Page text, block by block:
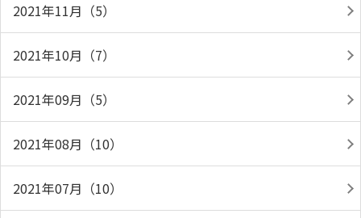
2021年11月（5）
2021年10月（7）
2021年09月（5）
2021年08月（10）
2021年07月（10）